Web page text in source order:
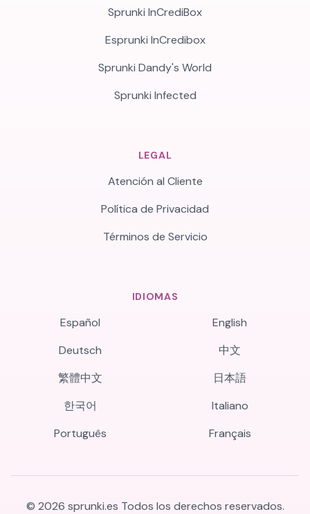
Sprunki InCrediBox
Esprunki InCredibox
Sprunki Dandy's World
Sprunki Infected
LEGAL
Atención al Cliente
Política de Privacidad
Términos de Servicio
IDIOMAS
Español
English
Deutsch
中文
繁體中文
日本語
한국어
Italiano
Português
Français
© 2026 sprunki.es Todos los derechos reservados.